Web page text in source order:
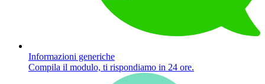
Informazioni generiche
Compila il modulo, ti rispondiamo in 24 ore.